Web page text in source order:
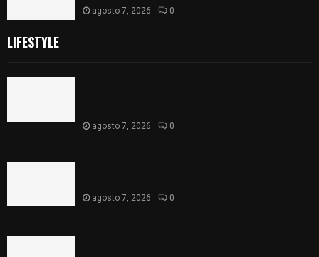
agosto 7, 2026 0
LIFESTYLE
agosto 7, 2026 0
agosto 7, 2026 0